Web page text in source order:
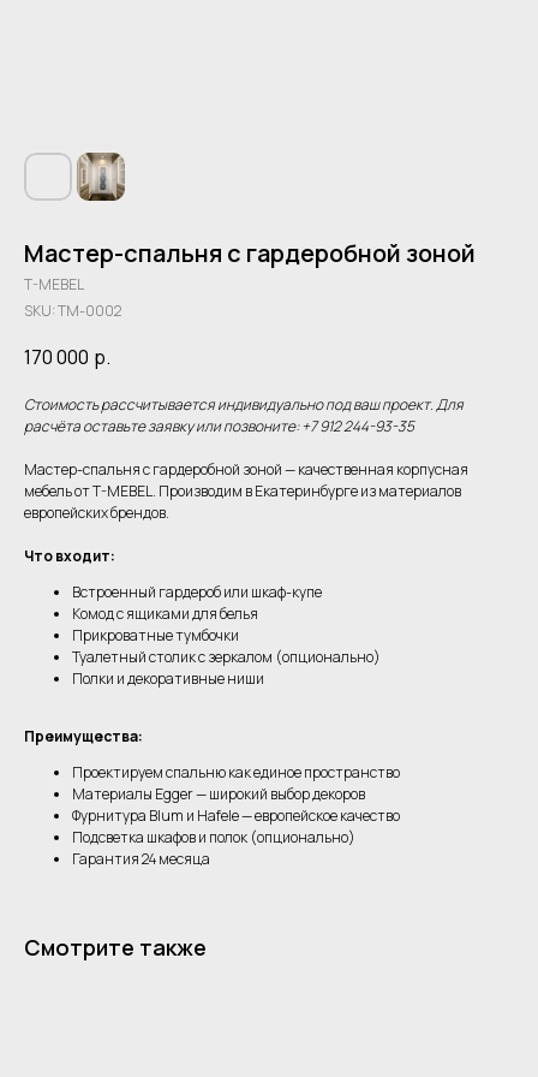
Мастер-спальня с гардеробной зоной
T-MEBEL
SKU:TM-0002
170 000 р.
Стоимость рассчитывается индивидуально под ваш проект. Для
расчёта оставьте заявку или позвоните: +7 912 244-93-35
Мастер-спальня с гардеробной зоной — качественная корпусная
мебель от T-MEBEL. Производим в Екатеринбурге из материалов
европейских брендов.
Что входит:
Встроенный гардероб или шкаф-купе
Комод с ящиками для белья
Прикроватные тумбочки
Туалетный столик с зеркалом (опционально)
Полки и декоративные ниши
Преимущества:
Проектируем спальню как единое пространство
Материалы Egger — широкий выбор декоров
Фурнитура Blum и Hafele — европейское качество
Подсветка шкафов и полок (опционально)
Гарантия 24 месяца
Смотрите также